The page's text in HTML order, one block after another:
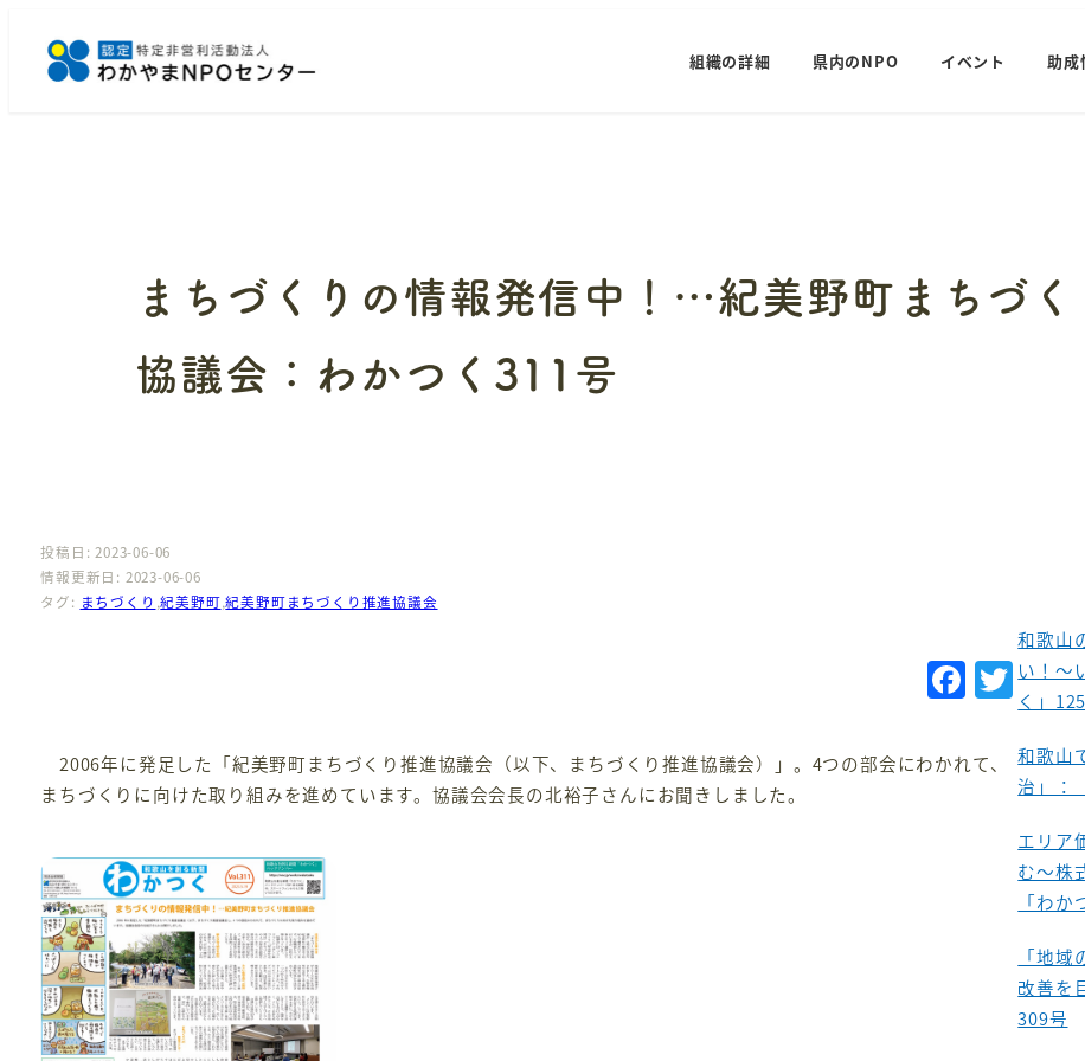
組織の詳細 県内のNPO イベント 助成
まちづくりの情報発信中！…紀美野町まちづく
協議会：わかつく311号
投稿日: 2023-06-06
情報更新日: 2023-06-06
タグ: まちづくり ,紀美野町,紀美野町まちづくり推進協議会
F
c
T
w
it
te
r
2006年に発足した「紀美野町まちづくり推進協議会（以下、まちづくり推進協議会）」。4つの部会にわかれて、
まちづくりに向けた取り組みを進めています。協議会会長の北裕子さんにお聞きしました。
和歌山
い！～
く」
和歌山
治」：
エリア
む～株
「わか
「地
改善を
309号